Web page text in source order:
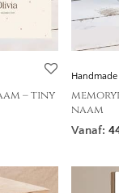
– tiny
naam
Vanaf: